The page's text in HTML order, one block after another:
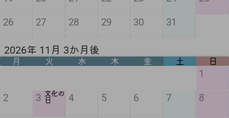
1
2 3 文化の
日
4 5 6 7 8
2026年 11月 3か月後
月 火 水 木 金 土 日
26 27 28 29 30 31